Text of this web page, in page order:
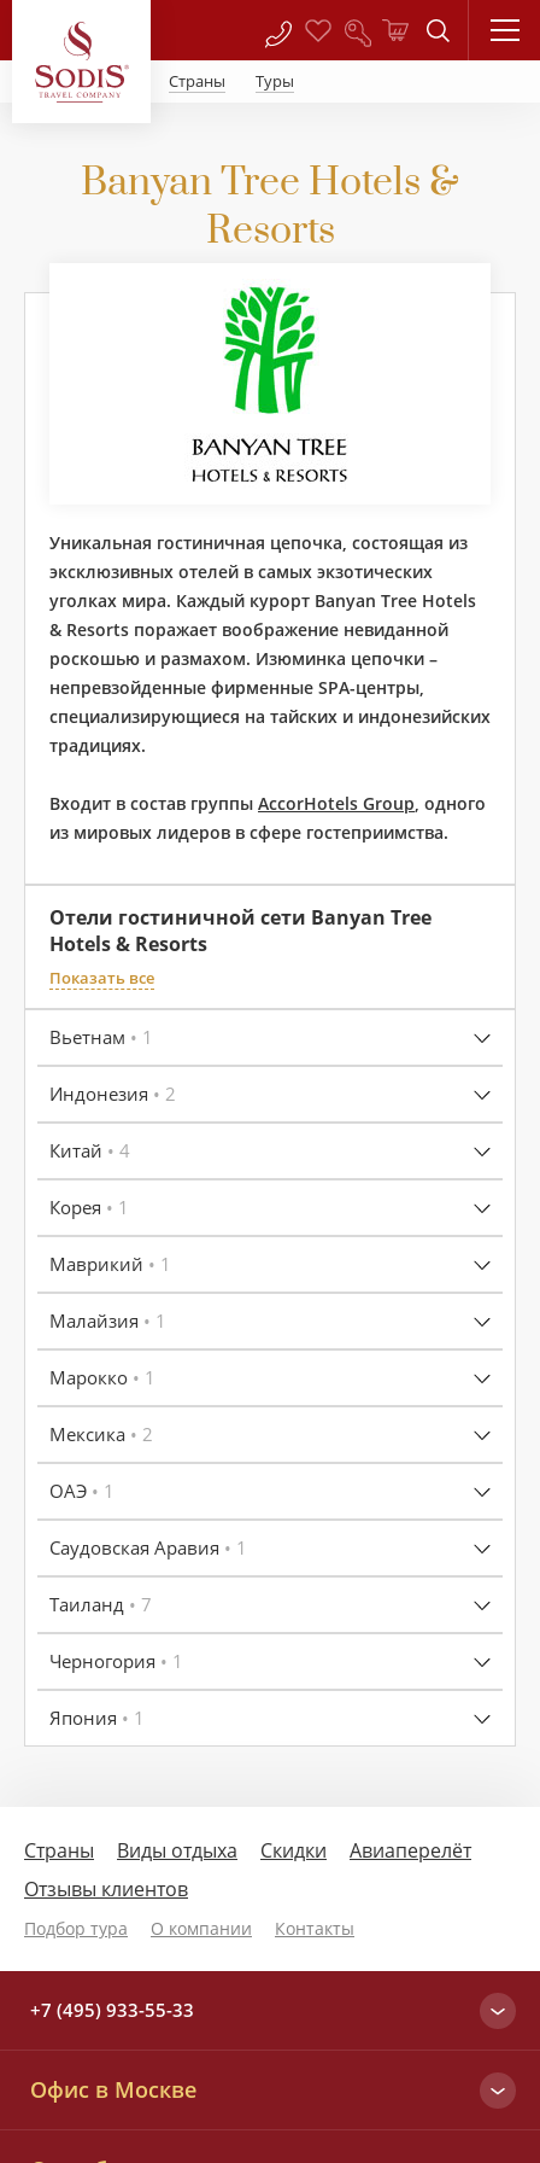
Страны Туры
Banyan Tree Hotels &
Resorts
Уникальная гостиничная цепочка, состоящая из
эксклюзивных отелей в самых экзотических
уголках мира. Каждый курорт Banyan Tree Hotels
& Resorts поражает воображение невиданной
роскошью и размахом. Изюминка цепочки –
непревзойденные фирменные SPA-центры,
специализирующиеся на тайских и индонезийских
традициях.
Входит в состав группы AccorHotels Group, одного
из мировых лидеров в сфере гостеприимства.
Отели гостиничной сети Banyan Tree
Hotels & Resorts
Показать все
Вьетнам • 1
Индонезия • 2
Китай • 4
Корея • 1
Маврикий • 1
Малайзия • 1
Марокко • 1
Мексика • 2
ОАЭ • 1
Саудовская Аравия • 1
Таиланд • 7
Черногория • 1
Япония • 1
Страны Виды отдыха Скидки
Авиаперелёт
Отзывы клиентов
Подбор тура О компании Контакты
+7 (495) 933-55-33
+7 (495) 933-55-33
Офис в Москве